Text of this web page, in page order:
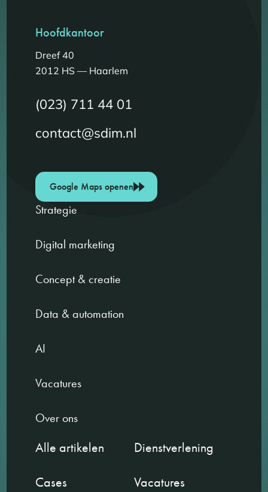
Hoofdkantoor
Dreef 40
2012 HS — Haarlem
(023) 711 44 01
contact@sdim.nl
Google Maps openen
Strategie
Digital marketing
Concept & creatie
Data & automation
AI
Vacatures
Over ons
Alle artikelen
Dienstverlening
Cases
Vacatures